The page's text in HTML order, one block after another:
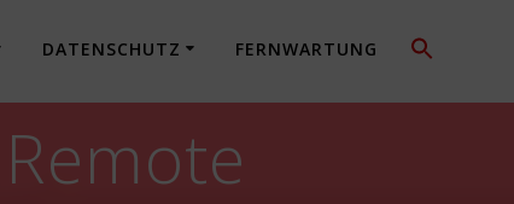
DATENSCHUTZ FERNWARTUNG